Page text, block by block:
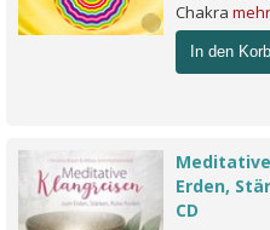
Chakra mehr
In den Korb
Erden,
CD